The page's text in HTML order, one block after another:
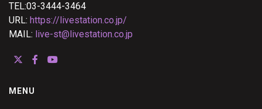
TEL:03-3444-3464
URL: https://livestation.co.jp/
MAIL: live-st@livestation.co.jp
MENU